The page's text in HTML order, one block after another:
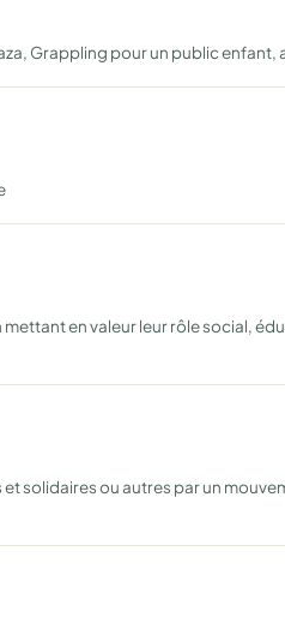
Grappling pour un public
en valeur leur rôle social,
solidaires ou autres par un